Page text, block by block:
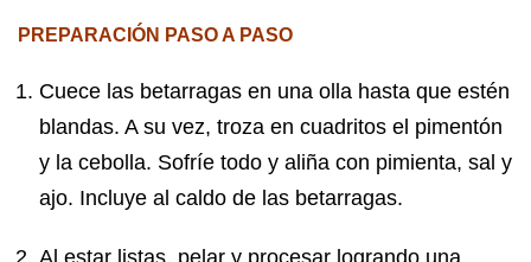
PREPARACIÓN PASO A PASO
Cuece las betarragas en una olla hasta que estén
blandas. A su vez, troza en cuadritos el pimentón
y la cebolla. Sofríe todo y aliña con pimienta, sal y
ajo. Incluye al caldo de las betarragas.